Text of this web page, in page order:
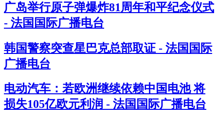
广岛举行原子弹爆炸81周年和平纪念仪式
- 法国国际广播电台
韩国警察突查星巴克总部取证 - 法国国际
广播电台
电动汽车：若欧洲继续依赖中国电池 将
损失105亿欧元利润 - 法国国际广播电台